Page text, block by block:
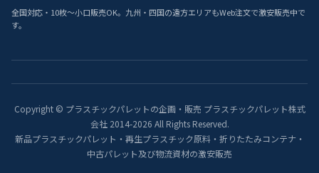
全国対応・10枚〜小口販売OK。九州・四国の遠方エリアもWeb注文で激安販売中で
す。
Copyright © プラスチックパレットの企画・販売 プラスチックパレット株式
会社 2014-2026 All Rights Reserved.
新品プラスチックパレット・再生プラスチック原料・折りたたみコンテナ・
中古パレット及び物流資材の激安販売